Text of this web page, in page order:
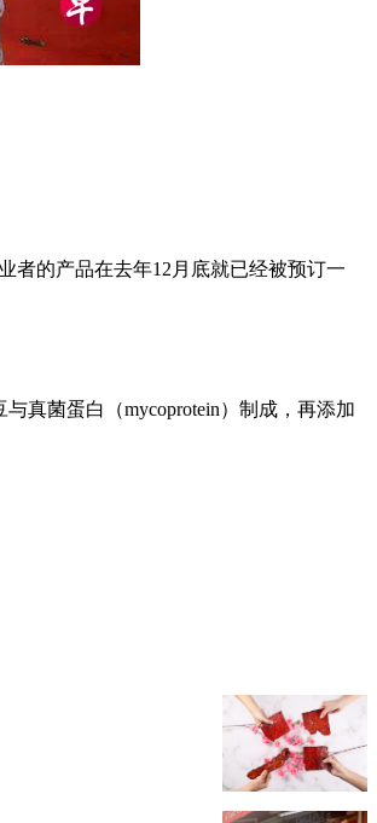
者的产品在去年12月底就已经被预订一
真菌蛋白（mycoprotein）制成，再添加